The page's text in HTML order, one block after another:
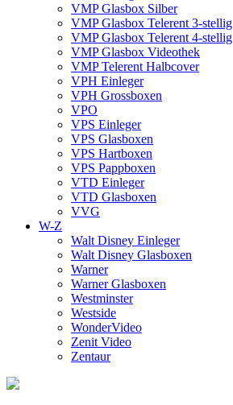
VMP Glasbox Silber
VMP Glasbox Telerent 3-stellig
VMP Glasbox Telerent 4-stellig
VMP Glasbox Videothek
VMP Telerent Halbcover
VPH Einleger
VPH Grossboxen
VPO
VPS Einleger
VPS Glasboxen
VPS Hartboxen
VPS Pappboxen
VTD Einleger
VTD Glasboxen
VVG
W-Z
Walt Disney Einleger
Walt Disney Glasboxen
Warner
Warner Glasboxen
Westminster
Westside
WonderVideo
Zenit Video
Zentaur